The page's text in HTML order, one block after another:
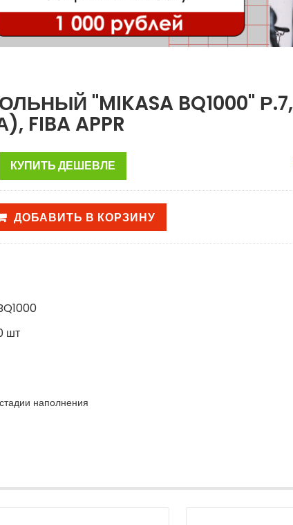
"MIKASA BQ1000" Р.7,
FIBA APPR
КУПИТЬ ДЕШЕВЛЕ
ДОБАВИТЬ В КОРЗИНУ
шт
наполнения